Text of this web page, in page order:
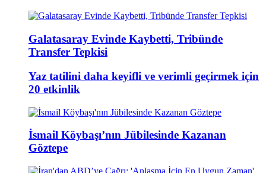
Galatasaray Evinde Kaybetti, Tribünde
Transfer Tepkisi
Yaz tatilini daha keyifli ve verimli geçirmek için
20 etkinlik
İsmail Köybaşı’nın Jübilesinde Kazanan
Göztepe